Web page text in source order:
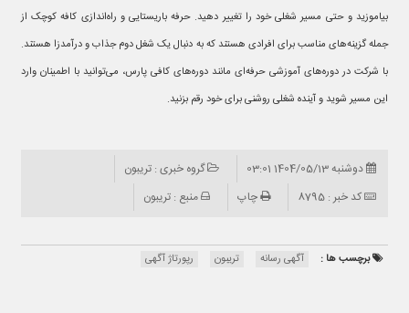
بیاموزید و حتی مسیر شغلی خود را تغییر دهید. حرفه باریستایی و راه‌اندازی کافه کوچک از
جمله گزینه‌های مناسب برای افرادی هستند که به دنبال یک شغل دوم جذاب و درآمدزا هستند.
با شرکت در دوره‌های آموزشی حرفه‌ای مانند دوره‌های کافی پارس، می‌توانید با اطمینان وارد
این مسیر شوید و آینده شغلی روشنی برای خود رقم بزنید.
دوشنبه 1404/05/13 03:01
گروه خبری : تریبون
کد خبر : 8795
چاپ منبع : تریبون
برچسب ها : آگهی رسانه تریبون رپورتاژ آگهی